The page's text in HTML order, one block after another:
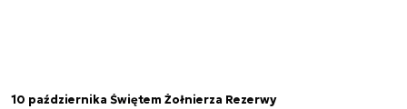
10 października Świętem Żołnierza Rezerwy